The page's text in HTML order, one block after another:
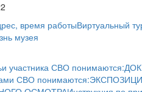
время работыВиртуальный
музея
участника СВО понимаются:
СВО понимаются: